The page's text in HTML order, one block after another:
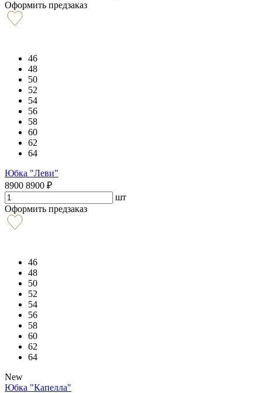
Оформить предзаказ
46
48
50
52
54
56
58
60
62
64
Юбка "Леви"
8900 8900 ₽
шт
Оформить предзаказ
46
48
50
52
54
56
58
60
62
64
New
Юбка "Капелла"